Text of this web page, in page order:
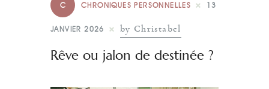
C CHRONIQUES PERSONNELLES 13
JANVIER 2026 by Christabel
Rêve ou jalon de destinée ?